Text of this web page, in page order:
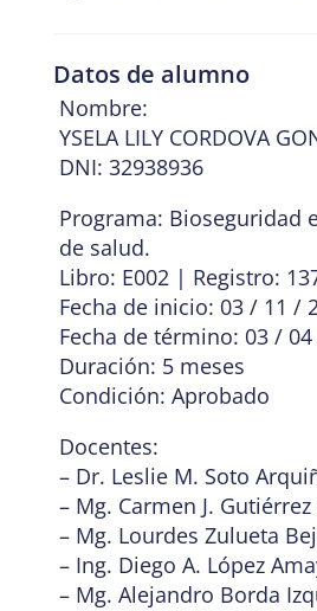
Datos de alumno
Nombre:
YSELA LILY CORDOVA
DNI: 32938936
Programa: Bioseguridad
de salud.
Libro: E002 | Registro:
Fecha de inicio: 03 / 11 /
Fecha de término: 03 /
Duración: 5 meses
Condición: Aprobado
Docentes:
– Dr. Leslie M. Soto
– Mg. Carmen J.
– Mg. Lourdes Zulueta
– Ing. Diego A. López
– Mg. Alejandro Borda